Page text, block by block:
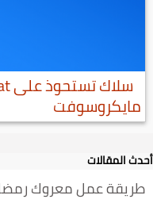
مايكروسوفت
أحدث المقالات
طريقة عمل معروك